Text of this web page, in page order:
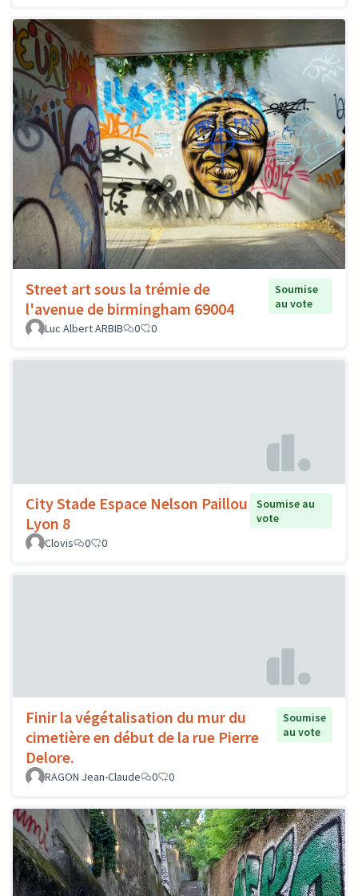
Street art sous la trémie de
l'avenue de birmingham 69004
Soumise
au vote
Luc Albert ARBIB
0 0
City Stade Espace Nelson Paillou
Lyon 8
Soumise au
vote
Clovis
0 0
Finir la végétalisation du mur du
cimetière en début de la rue Pierre
Delore.
Soumise
au vote
RAGON Jean-Claude 0 0